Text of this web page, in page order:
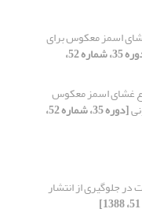
اسمز معکوس برای
[دوره 35، شماره 52،
غشای اسمز معکوس
[دوره 35، شماره 52،
جلوگیری از انتشار